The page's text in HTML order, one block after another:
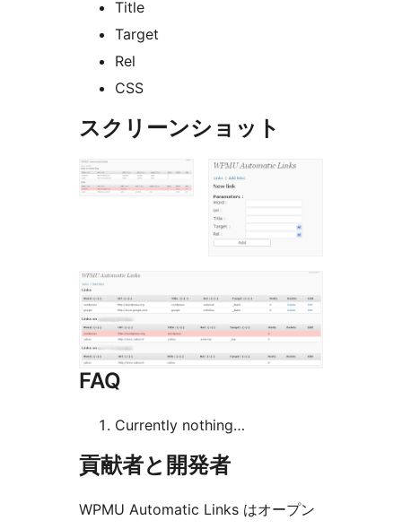
Title
Target
Rel
CSS
スクリーンショット
FAQ
Currently nothing…
貢献者と開発者
WPMU Automatic Links はオープン